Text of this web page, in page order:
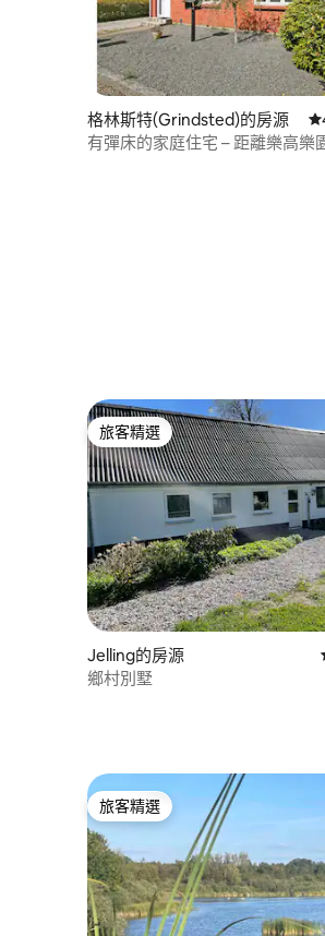
格林斯特(Grindsted)的房源
有彈床的家庭住宅 – 距離樂高樂
旅客精選
旅客精選
Jelling的房源
鄉村別墅
旅客精選
旅客精選